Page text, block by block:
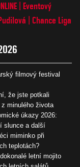
Eventový
Chance Liga
filmový festival
že jste potkali
z minulého života
úkazy 2026:
slunce a další
miminko při
teplotách?
letní mojito